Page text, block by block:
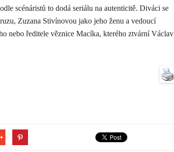
scénáristů to dodá seriálu na autenticitě. Diváci se
Zuzana Stivínovou jako jeho ženu a vedoucí
nebo ředitele věznice Macíka, kterého ztvární Václav